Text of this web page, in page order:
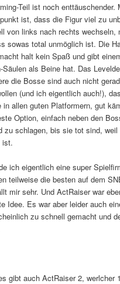
Teil ist noch enttäuschender.
ist, dass die Figur viel zu
von links nach rechts wechseln,
sowas total unmöglich ist. Die
halt kein Spaß und gibt
Säulen als Beine hat. Das
die Bosse sind auch nicht
(und ich eigentlich auch!),
in allen guten Platformern, gut
Option, einfach neben den
zu schlagen, bis sie tot sind,
ist.
ich eigentlich eine super
teilweise die besten auf dem
mir sehr. Und ActRaiser war
Idee. Es war aber leider auch
zu schnell gemacht und
gibt auch ActRaiser 2, werlcher